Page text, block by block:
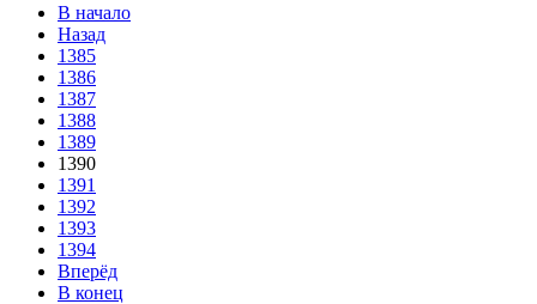
В начало
Назад
1385
1386
1387
1388
1389
1390
1391
1392
1393
1394
Вперёд
В конец